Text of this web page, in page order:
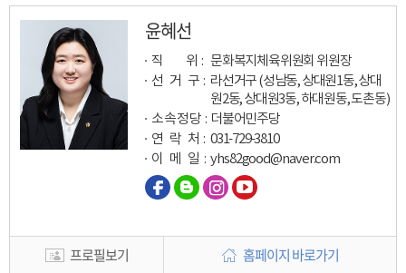
윤혜선
직 위 : 문화복지체육위원회 위원장
선 거 구 : 라선거구 (성남동, 상대원1동, 상대
원2동, 상대원3동, 하대원동, 도촌동)
소속정당 : 더불어민주당
연 락 처 : 031-729-3810
이 메 일 : yhs82good@naver.com
프로필보기 홈페이지 바로가기